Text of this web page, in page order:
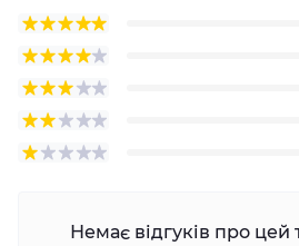
Немає відгуків про цей